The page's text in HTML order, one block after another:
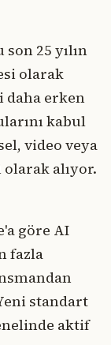
25 yılın
olarak
daha erken
kabul
video veya
alıyor.
göre AI
fazla
standart
aktif